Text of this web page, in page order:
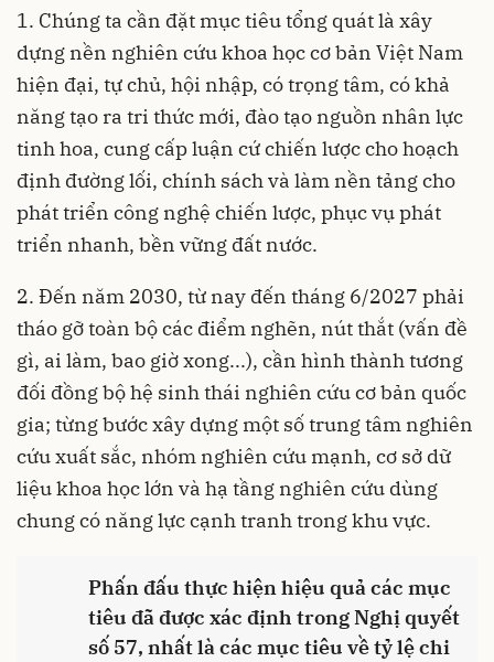
1. Chúng ta cần đặt mục tiêu tổng quát là xây
dựng nền nghiên cứu khoa học cơ bản Việt Nam
hiện đại, tự chủ, hội nhập, có trọng tâm, có khả
năng tạo ra tri thức mới, đào tạo nguồn nhân lực
tinh hoa, cung cấp luận cứ chiến lược cho hoạch
định đường lối, chính sách và làm nền tảng cho
phát triển công nghệ chiến lược, phục vụ phát
triển nhanh, bền vững đất nước.
2. Đến năm 2030, từ nay đến tháng 6/2027 phải
tháo gỡ toàn bộ các điểm nghẽn, nút thắt (vấn đề
gì, ai làm, bao giờ xong...), cần hình thành tương
đối đồng bộ hệ sinh thái nghiên cứu cơ bản quốc
gia; từng bước xây dựng một số trung tâm nghiên
cứu xuất sắc, nhóm nghiên cứu mạnh, cơ sở dữ
liệu khoa học lớn và hạ tầng nghiên cứu dùng
chung có năng lực cạnh tranh trong khu vực.
Phấn đấu thực hiện hiệu quả các mục
tiêu đã được xác định trong Nghị quyết
số 57, nhất là các mục tiêu về tỷ lệ chi